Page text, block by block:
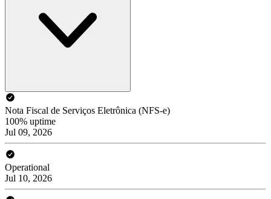
Nota Fiscal de Serviços Eletrônica (NFS-e)
100% uptime
Jul 09, 2026
Operational
Jul 10, 2026